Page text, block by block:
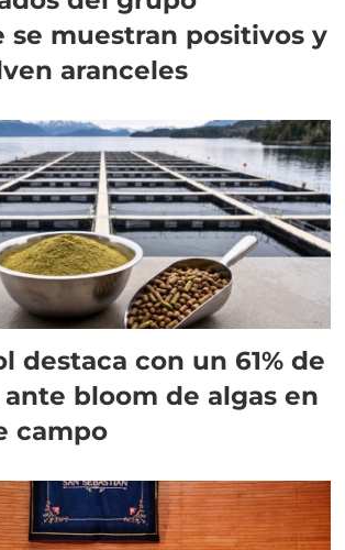
se muestran positivos y
aranceles
destaca con un 61% de
bloom de algas en
campo